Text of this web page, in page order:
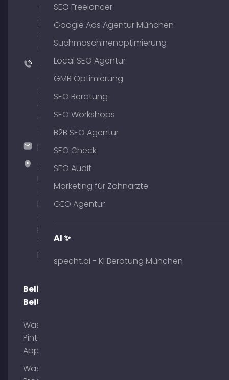
176
204
801
64
+49
89
380
375
hallo@timospecht.de
Specht
Marketing
GmbH –
Palais am
Obelisk
Briennerstr.
29 80333
München
Beliebte
Beiträge
Was ist
Pinterest
App?
Was ist
SEO Freelancer
Google Ads Agentur München
Suchmaschinenoptimierung
Local SEO Agentur
GMB Optimierung
SEO Beratung
SEO Workshops
B2B SEO Agentur
SEO Check
SEO Audit
Marketing für Zahnärzte
GEO Agentur
AI ✨
specht.ai - KI Beratung München